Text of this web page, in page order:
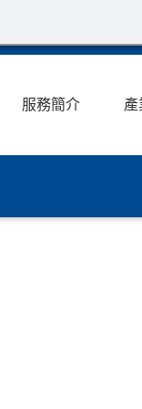
服務簡介 產